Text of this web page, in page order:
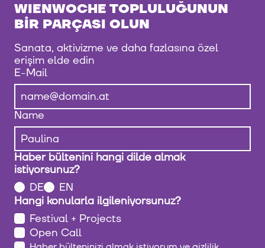
WIENWOCHE TOPLULUĞUNUN
BIR PARÇASI OLUN
Sanata, aktivizme ve daha fazlasına özel
erişim elde edin
E-Mail
Name
Haber bültenini hangi dilde almak
istiyorsunuz?
DE
EN
Hangi konularla ilgileniyorsunuz?
Festival + Projects
Open Call